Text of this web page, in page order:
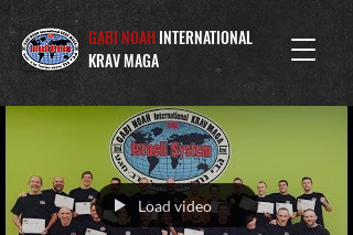
GABI NOAHINTERNATIONAL
KRAV MAGA
Load video